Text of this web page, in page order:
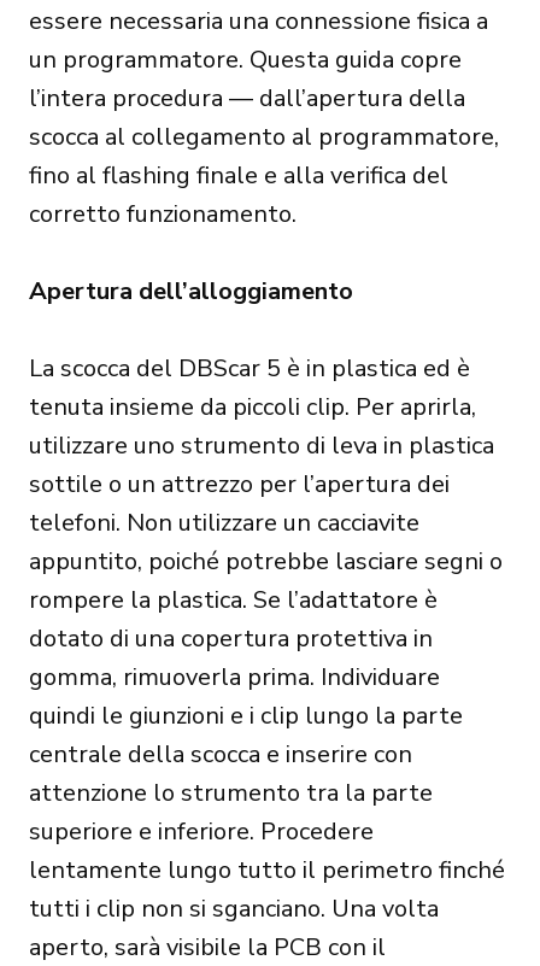
essere necessaria una connessione fisica a
un programmatore. Questa guida copre
l’intera procedura — dall’apertura della
scocca al collegamento al programmatore,
fino al flashing finale e alla verifica del
corretto funzionamento.
Apertura dell’alloggiamento
La scocca del DBScar 5 è in plastica ed è
tenuta insieme da piccoli clip. Per aprirla,
utilizzare uno strumento di leva in plastica
sottile o un attrezzo per l’apertura dei
telefoni. Non utilizzare un cacciavite
appuntito, poiché potrebbe lasciare segni o
rompere la plastica. Se l’adattatore è
dotato di una copertura protettiva in
gomma, rimuoverla prima. Individuare
quindi le giunzioni e i clip lungo la parte
centrale della scocca e inserire con
attenzione lo strumento tra la parte
superiore e inferiore. Procedere
lentamente lungo tutto il perimetro finché
tutti i clip non si sganciano. Una volta
aperto, sarà visibile la PCB con il